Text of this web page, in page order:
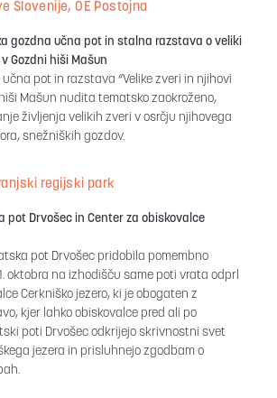
Slovenije, OE Postojna
gozdna učna pot in stalna razstava o veliki
Gozdni hiši Mašun
pot in razstava “Velike zveri in njihovi
Mašun nudita tematsko zaokroženo,
življenja velikih zveri v osrčju njihovega
snežniških gozdov.
regijski park
pot Drvošec in Center za obiskovalce
pot Drvošec pridobila pomembno
oktobra na izhodišču same poti vrata odprl
Cerkniško jezero, ki je obogaten z
kjer lahko obiskovalce pred ali po
poti Drvošec odkrijejo skrivnostni svet
jezera in prisluhnejo zgodbam o